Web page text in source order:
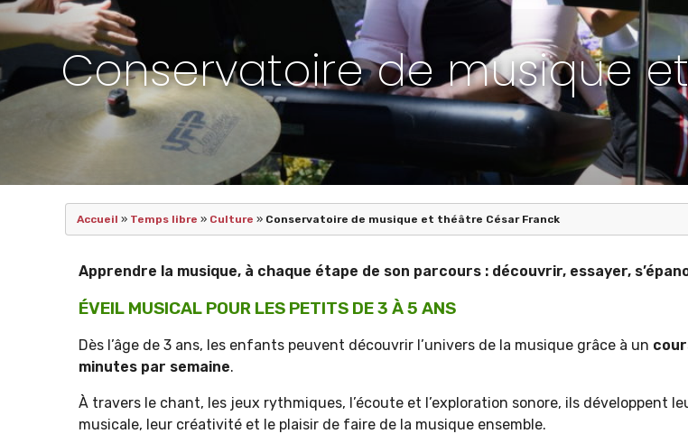
Education
Conservatoire de musique
Accueil » Temps libre » Culture » Conservatoire de musique et théâtre César Franck
Apprendre la musique, à chaque étape de son parcours : découvrir, essayer,
ÉVEIL MUSICAL POUR LES PETITS DE 3 À 5 ANS
Dès l’âge de 3 ans, les enfants peuvent découvrir l’univers de la musique grâce à un
minutes par semaine.
À travers le chant, les jeux rythmiques, l’écoute et l’exploration sonore, ils développent
musicale, leur créativité et le plaisir de faire de la musique ensemble.